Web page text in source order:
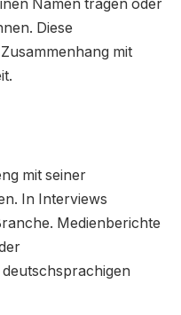
Namen tragen oder
Diese
mit
mit seiner
In Interviews
Medienberichte